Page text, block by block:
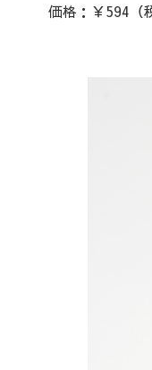
価格：￥594（